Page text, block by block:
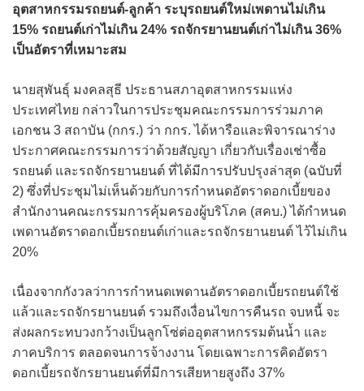
อุตสาหกรรมรถยนต์-ลูกค้า ระบุรถยนต์ใหม่เพดานไม่เกิน
15% รถยนต์เก่าไม่เกิน 24% รถจักรยานยนต์เก่าไม่เกิน 36%
เป็นอัตราที่เหมาะสม
นายสุพันธุ์ มงคลสุธี ประธานสภาอุตสาหกรรมแห่ง
ประเทศไทย กล่าวในการประชุมคณะกรรมการร่วมภาค
เอกชน 3 สถาบัน (กกร.) ว่า กกร. ได้หารือและพิจารณาร่าง
ประกาศคณะกรรมการว่าด้วยสัญญา เกี่ยวกับเรื่องเช่าซื้อ
รถยนต์ และรถจักรยานยนต์ ที่ได้มีการปรับปรุงล่าสุด (ฉบับที่
2) ซึ่งที่ประชุมไม่เห็นด้วยกับการกำหนดอัตราดอกเบี้ยของ
สำนักงานคณะกรรมการคุ้มครองผู้บริโภค (สคบ.) ได้กำหนด
เพดานอัตราดอกเบี้ยรถยนต์เก่าและรถจักรยานยนต์ ไว้ไม่เกิน
20%
เนื่องจากกังวลว่าการกำหนดเพดานอัตราดอกเบี้ยรถยนต์ใช้
แล้วและรถจักรยานยนต์ รวมถึงเงื่อนไขการคืนรถ จบหนี้ จะ
ส่งผลกระทบวงกว้างเป็นลูกโซ่ต่ออุตสาหกรรมต้นน้ำ และ
ภาคบริการ ตลอดจนการจ้างงาน โดยเฉพาะการคิดอัตรา
ดอกเบี้ยรถจักรยานยนต์ที่มีการเสียหายสูงถึง 37%